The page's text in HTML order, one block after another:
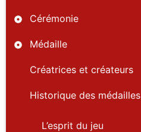
Cérémonie
Médaille
Créatrices et créateurs
Historique des médailles
L’esprit du jeu